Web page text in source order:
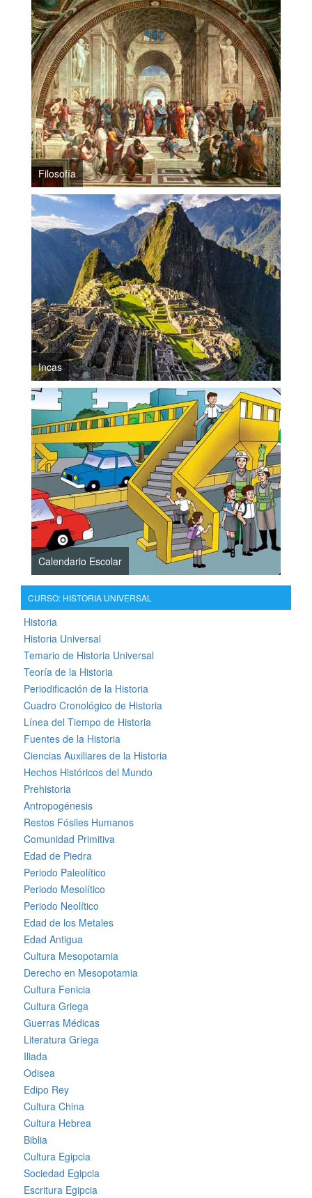
Filosofía
Incas
Calendario Escolar
CURSO: HISTORIA UNIVERSAL
Historia
Historia Universal
Temario de Historia Universal
Teoría de la Historia
Periodificación de la Historia
Cuadro Cronológico de Historia
Línea del Tiempo de Historia
Fuentes de la Historia
Ciencias Auxiliares de la Historia
Hechos Históricos del Mundo
Prehistoria
Antropogénesis
Restos Fósiles Humanos
Comunidad Primitiva
Edad de Piedra
Periodo Paleolítico
Periodo Mesolítico
Periodo Neolítico
Edad de los Metales
Edad Antigua
Cultura Mesopotamia
Derecho en Mesopotamia
Cultura Fenicia
Cultura Griega
Guerras Médicas
Literatura Griega
Iliada
Odisea
Edipo Rey
Cultura China
Cultura Hebrea
Biblia
Cultura Egipcia
Sociedad Egipcia
Escritura Egipcia